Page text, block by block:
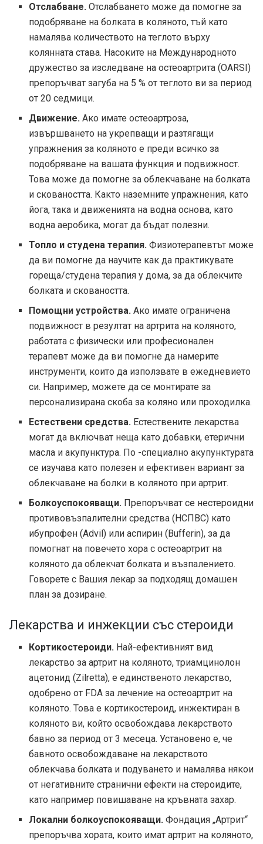
Отслабване. Отслабването може да помогне за
подобряване на болката в коляното, тъй като
намалява количеството на теглото върху
колянната става. Насоките на Международното
дружество за изследване на остеоартрита (OARSI)
препоръчват загуба на 5 % от теглото ви за период
от 20 седмици.
Движение. Ако имате остеоартроза,
извършването на укрепващи и разтягащи
упражнения за коляното е преди всичко за
подобряване на вашата функция и подвижност.
Това може да помогне за облекчаване на болката
и сковаността. Както наземните упражнения, като
йога, така и движенията на водна основа, като
водна аеробика, могат да бъдат полезни.
Топло и студена терапия. Физиотерапевтът може
да ви помогне да научите как да практикувате
гореща/студена терапия у дома, за да облекчите
болката и сковаността.
Помощни устройства. Ако имате ограничена
подвижност в резултат на артрита на коляното,
работата с физически или професионален
терапевт може да ви помогне да намерите
инструменти, които да използвате в ежедневието
си. Например, можете да се монтирате за
персонализирана скоба за коляно или проходилка.
Естествени средства. Естествените лекарства
могат да включват неща като добавки, етерични
масла и акупунктура. По -специално акупунктурата
се изучава като полезен и ефективен вариант за
облекчаване на болки в коляното при артрит.
Болкоуспокояващи. Препоръчват се нестероидни
противовъзпалителни средства (НСПВС) като
ибупрофен (Advil) или аспирин (Bufferin), за да
помогнат на повечето хора с остеоартрит на
коляното да облекчат болката и възпалението.
Говорете с Вашия лекар за подходящ домашен
план за дозиране.
Лекарства и инжекции със стероиди
Кортикостероиди. Най-ефективният вид
лекарство за артрит на коляното, триамцинолон
ацетонид (Zilretta), е единственото лекарство,
одобрено от FDA за лечение на остеоартрит на
коляното. Това е кортикостероид, инжектиран в
коляното ви, който освобождава лекарството
бавно за период от 3 месеца. Установено е, че
бавното освобождаване на лекарството
облекчава болката и подуването и намалява някои
от негативните странични ефекти на стероидите,
като например повишаване на кръвната захар.
Локални болкоуспокояващи. Фондация „Артрит“
препоръчва хората, които имат артрит на коляното,